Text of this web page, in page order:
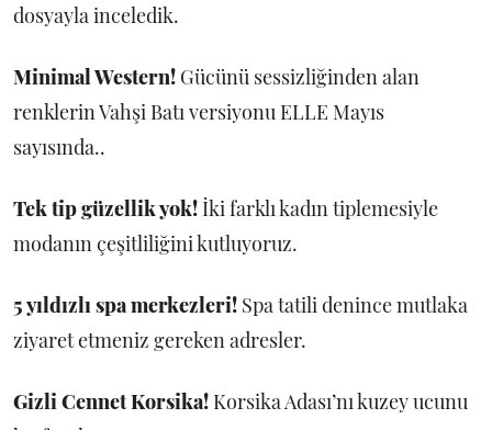
dosyayla inceledik.
Minimal Western! Gücünü sessizliğinden alan
renklerin Vahşi Batı versiyonu ELLE Mayıs
sayısında..
Tek tip güzellik yok! İki farklı kadın tiplemesiyle
modanın çeşitliliğini kutluyoruz.
5 yıldızlı spa merkezleri! Spa tatili denince mutlaka
ziyaret etmeniz gereken adresler.
Gizli Cennet Korsika! Korsika Adası’nı kuzey ucunu